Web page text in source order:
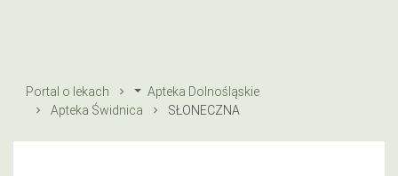
Portal o lekach
Apteka Dolnośląskie
Apteka Świdnica
SŁONECZNA